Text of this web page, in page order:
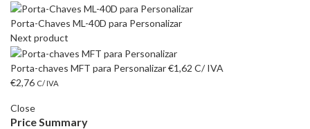
Porta-Chaves ML-40D para Personalizar
Next product
Porta-chaves MFT para Personalizar€1,62 C/ IVA
€2,76 C/ IVA
Close
Price Summary